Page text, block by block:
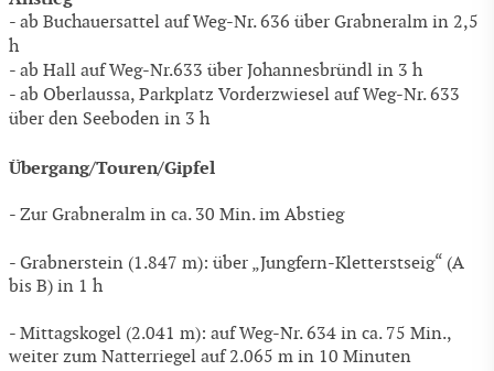
- ab Buchauersattel auf Weg-Nr. 636 über Grabneralm in 2,5
h
- ab Hall auf Weg-Nr.633 über Johannesbründl in 3 h
- ab Oberlaussa, Parkplatz Vorderzwiesel auf Weg-Nr. 633
über den Seeboden in 3 h
Übergang/Touren/Gipfel
- Zur Grabneralm in ca. 30 Min. im Abstieg
- Grabnerstein (1.847 m): über „Jungfern-Kletterstseig“ (A
bis B) in 1 h
- Mittagskogel (2.041 m): auf Weg-Nr. 634 in ca. 75 Min.,
weiter zum Natterriegel auf 2.065 m in 10 Minuten